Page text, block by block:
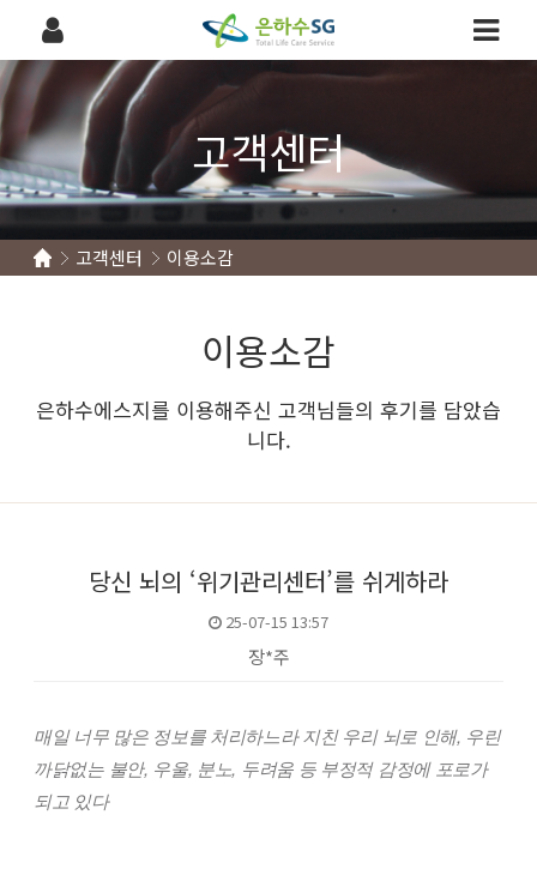
고객센터
고객센터 이용소감
이용소감
은하수에스지를 이용해주신 고객님들의 후기를 담았습
니다.
당신 뇌의 ‘위기관리센터’를 쉬게하라
25-07-15 13:57
장*주
본문
매일 너무 많은 정보를 처리하느라 지친 우리 뇌로 인해, 우린
까닭없는 불안, 우울, 분노, 두려움 등 부정적 감정에 포로가
되고 있다